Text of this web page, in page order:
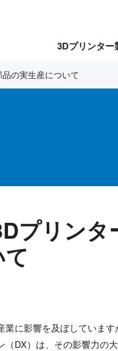
3Dプリンター
の実生産について
プリンタ
に影響を及ぼしていま
DX）は、その影響力の